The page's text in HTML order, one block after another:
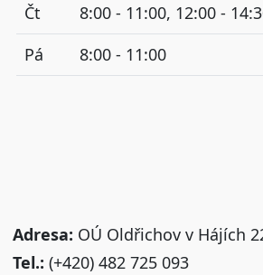
Čt
8:00 - 11:00, 12:00 -
Pá
8:00 - 11:00
Adresa: OÚ Oldřichov v Hájích
Tel.: (+420) 482 725 093